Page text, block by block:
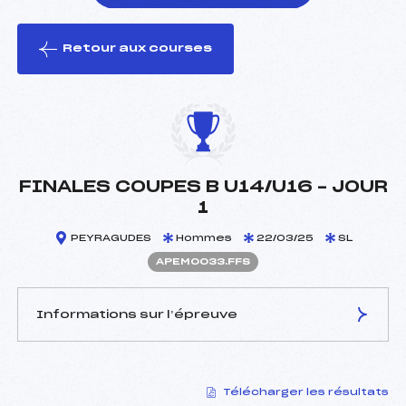
le ski
Retour aux courses
FINALES COUPES B U14/U16 – JOUR
1
PEYRAGUDES Hommes 22/03/25 SL
APEM0033.FFS
Informations sur l’épreuve
CASALOT LAURENT (PE)
Télécharger les résultats